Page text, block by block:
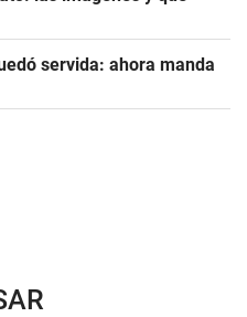
servida: ahora manda